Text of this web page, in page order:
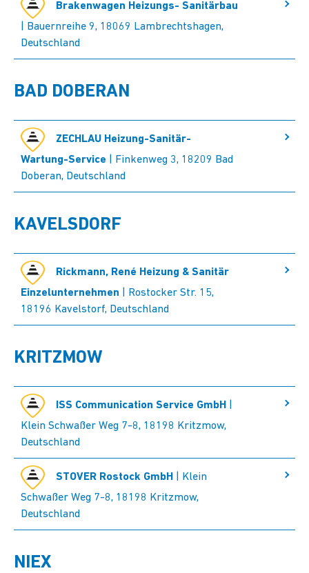
Brakenwagen Heizungs- Sanitärbau
| Bauernreihe 9, 18069 Lambrechtshagen,
Deutschland
BAD DOBERAN
ZECHLAU Heizung-Sanitär-
Wartung-Service | Finkenweg 3, 18209 Bad
Doberan, Deutschland
KAVELSDORF
Rickmann, René Heizung & Sanitär
Einzelunternehmen | Rostocker Str. 15,
18196 Kavelstorf, Deutschland
KRITZMOW
ISS Communication Service GmbH
Klein Schwaßer Weg 7-8, 18198 Kritzmow,
Deutschland
STOVER Rostock GmbH | Klein
Schwaßer Weg 7-8, 18198 Kritzmow,
Deutschland
NIEX